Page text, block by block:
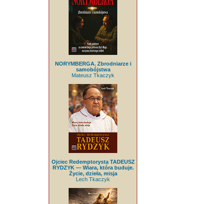
NORYMBERGA. Zbrodniarze i
samobójstwa
Mateusz Tkaczyk
Ojciec Redemptorysta TADEUSZ
RYDZYK — Wiara, która buduje.
Życie, dzieła, misja
Lech Tkaczyk